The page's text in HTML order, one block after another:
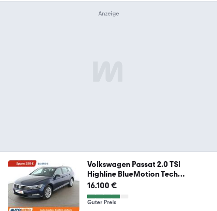
Volkswagen Passat 2.0 TSI
Highline BlueMotion Tech
Aut.*NAV
16.100 €
Guter Preis